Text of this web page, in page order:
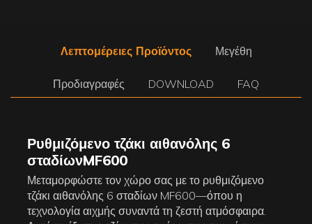
Λεπτομέρειες Προϊόντος Μεγέθη
Προδιαγραφές DOWNLOAD FAQ
Ρυθμιζόμενο τζάκι αιθανόλης 6
σταδίωνMF600
Μεταμορφώστε τον χώρο σας με το ρυθμιζόμενο
τζάκι αιθανόλης 6 σταδίων MF600—όπου η
τεχνολογία αιχμής συναντά τη ζεστή ατμόσφαιρα.